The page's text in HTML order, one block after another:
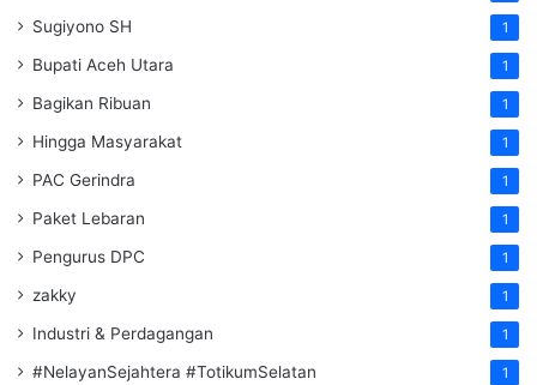
Sugiyono SH 1
Bupati Aceh Utara 1
Bagikan Ribuan 1
Hingga Masyarakat 1
PAC Gerindra 1
Paket Lebaran 1
Pengurus DPC 1
zakky 1
Industri & Perdagangan 1
#NelayanSejahtera #TotikumSelatan 1